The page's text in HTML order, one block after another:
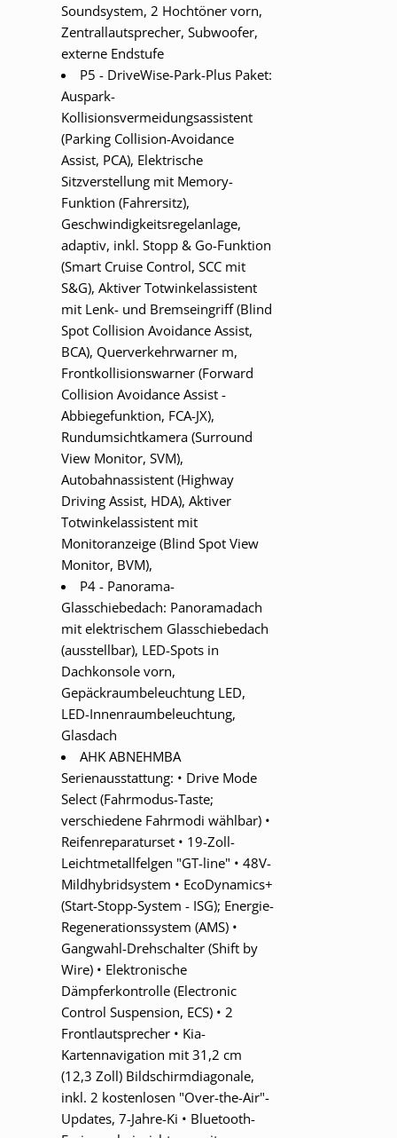
Soundsystem, 2 Hochtöner vorn,
Zentrallautsprecher, Subwoofer,
externe Endstufe
P5 - DriveWise-Park-Plus Paket:
Auspark-
Kollisionsvermeidungsassistent
(Parking Collision-Avoidance
Assist, PCA), Elektrische
Sitzverstellung mit Memory-
Funktion (Fahrersitz),
Geschwindigkeitsregelanlage,
adaptiv, inkl. Stopp & Go-Funktion
(Smart Cruise Control, SCC mit
S&G), Aktiver Totwinkelassistent
mit Lenk- und Bremseingriff (Blind
Spot Collision Avoidance Assist,
BCA), Querverkehrwarner m,
Frontkollisionswarner (Forward
Collision Avoidance Assist -
Abbiegefunktion, FCA-JX),
Rundumsichtkamera (Surround
View Monitor, SVM),
Autobahnassistent (Highway
Driving Assist, HDA), Aktiver
Totwinkelassistent mit
Monitoranzeige (Blind Spot View
Monitor, BVM),
P4 - Panorama-
Glasschiebedach: Panoramadach
mit elektrischem Glasschiebedach
(ausstellbar), LED-Spots in
Dachkonsole vorn,
Gepäckraumbeleuchtung LED,
LED-Innenraumbeleuchtung,
Glasdach
AHK ABNEHMBA
Serienausstattung: • Drive Mode
Select (Fahrmodus-Taste;
verschiedene Fahrmodi wählbar) •
Reifenreparaturset • 19-Zoll-
Leichtmetallfelgen "GT-line" • 48V-
Mildhybridsystem • EcoDynamics+
(Start-Stopp-System - ISG); Energie-
Regenerationssystem (AMS) •
Gangwahl-Drehschalter (Shift by
Wire) • Elektronische
Dämpferkontrolle (Electronic
Control Suspension, ECS) • 2
Frontlautsprecher • Kia-
Kartennavigation mit 31,2 cm
(12,3 Zoll) Bildschirmdiagonale,
inkl. 2 kostenlosen "Over-the-Air"-
Updates, 7-Jahre-Ki • Bluetooth-